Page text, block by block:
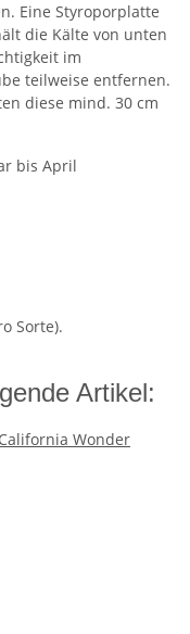
Eine Styroporplatte
die Kälte von unten
im
teilweise entfernen.
diese mind. 30 cm
bis April
Sorte).
Artikel: